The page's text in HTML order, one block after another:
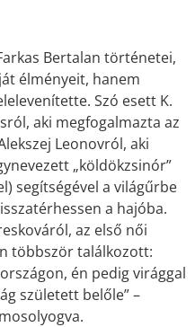
Bertalan történetei,
élményeit, hanem
Szó esett K.
aki megfogalmazta az
Leonovról, aki
„köldökzsinór”
segítségével a világűrbe
a hajóba.
az első női
többször találkozott:
én pedig virággal
született belőle” –